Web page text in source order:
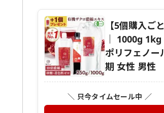
【5個購入ご
｜ 1000g
ポリフェノー
期 女性 男性
＼ 只今タイムセール中 ／